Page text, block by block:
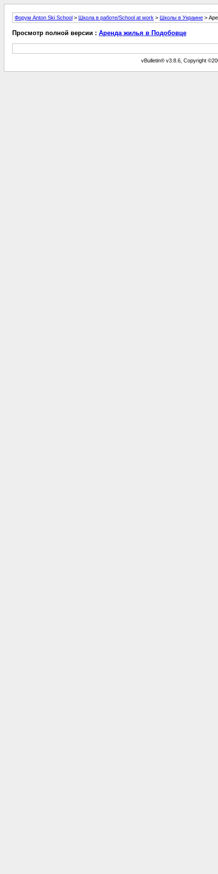
Форум Anton Ski School > Школа в работе/School at work > Школы в Украине >
Просмотр полной версии : Аренда жилья в Подобовце
vBulletin® v3.8.6, Copyright